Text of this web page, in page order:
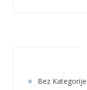
Bez Kategorije